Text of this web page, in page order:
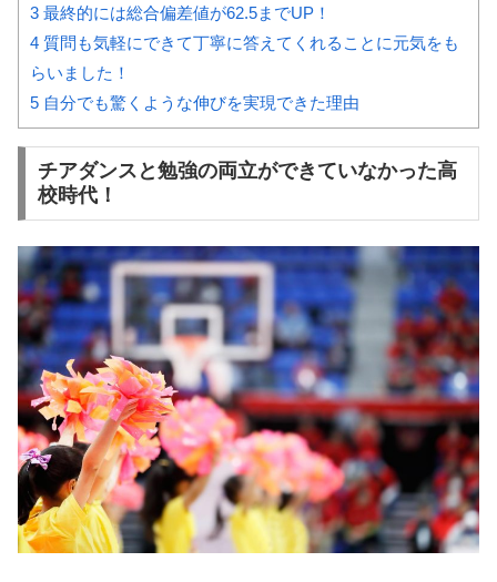
3 最終的には総合偏差値が62.5までUP！
4 質問も気軽にできて丁寧に答えてくれることに元気をも
らいました！
5 自分でも驚くような伸びを実現できた理由
チアダンスと勉強の両立ができていなかった高
校時代！